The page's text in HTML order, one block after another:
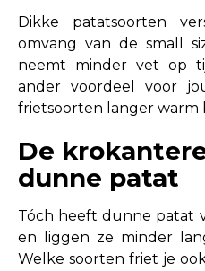
Dikke patatsoorten
omvang van de small
neemt minder vet op
ander voordeel voor
frietsoorten langer warm
De
dunne patat
Tóch heeft dunne patat
en liggen ze minder
Welke soorten friet je